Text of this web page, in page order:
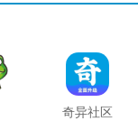
奇异社区